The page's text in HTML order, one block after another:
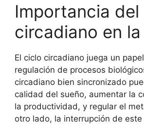
Importancia
circadiano en
El ciclo circadiano juega un
regulación de procesos
circadiano bien sincronizado
calidad del sueño, aumentar la
la productividad, y regular el
otro lado, la interrupción de